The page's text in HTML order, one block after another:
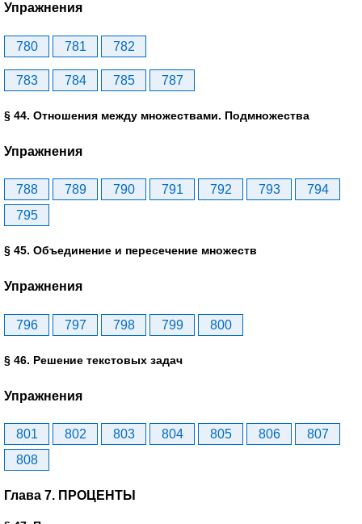
Упражнения
780 781 782
783 784 785 787
§ 44. Отношения между множествами. Подмножества
Упражнения
788 789 790 791 792 793
794
795
§ 45. Объединение и пересечение множеств
Упражнения
796 797 798 799 800
§ 46. Решение текстовых задач
Упражнения
801 802 803 804 805 806
807
808
Глава 7. ПРОЦЕНТЫ